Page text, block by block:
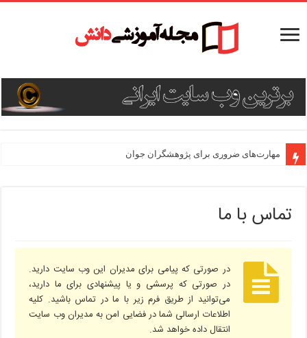
مهارت‌های ضروری برای پژوهشگران جوان
چگونه پروژه تحقیقاتی خود را مدیریت کنیم؟
تماس با ما
در صورتی که پیامی برای مدیران این وب سایت دارید.
در صورتی که پرسشی و یا پیشنهادی برای ما دارید،
می‌توانید از طریق فرم زیر با ما در تماس باشید. کلیه
اطلاعات ارسالی شما در فضایی امن به مدیران وب سایت
انتقال داده خواهد شد.